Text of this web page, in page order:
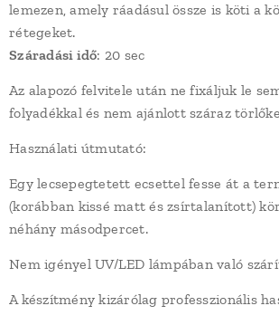
lemezen, amely ráadásul össze is köti a
rétegeket.
Száradási idő: 20 sec
Az alapozó felvitele után ne fixáljuk le
folyadékkal és nem ajánlott száraz
Használati útmutató:
Egy lecsepegtetett ecsettel fesse át a
(korábban kissé matt és zsírtalanított)
néhány másodpercet.
Nem igényel UV/LED lámpában való
A készítmény kizárólag professzionális